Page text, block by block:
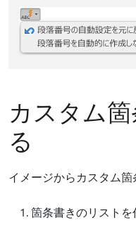
カスタム
る
イメージからカスタム箇
箇条書きのリストを